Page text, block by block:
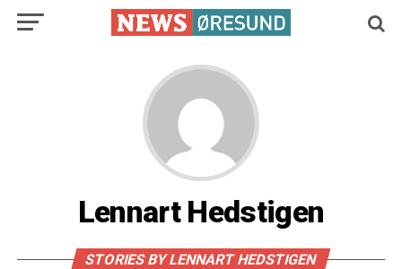
Lennart Hedstigen
STORIES BY LENNART HEDSTIGEN